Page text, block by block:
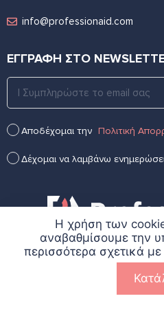
info@professionaid.com
ΕΓΓΡΑΦΗ ΣΤΟ
Αποδέχομαι την Πολιτική
Δέχομαι να λαμβάνω
Πολιτική Cookies
Η χρήση των
αναβαθμίσουμε την
περισσότερα σχετικά με